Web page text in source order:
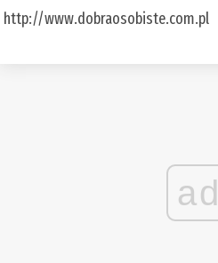
http://www.dobraosobiste.com.pl
ad